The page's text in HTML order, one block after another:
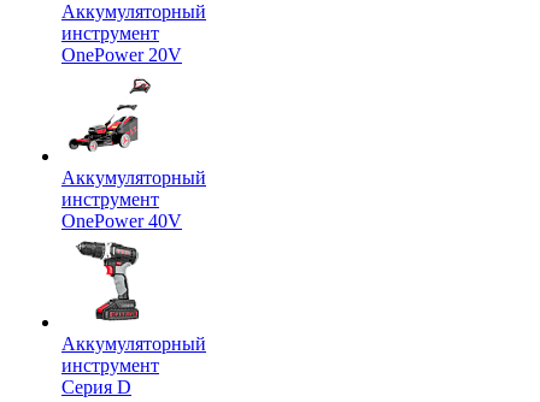
Аккумуляторный
инструмент
OnePower 20V
Аккумуляторный
инструмент
OnePower 40V
Аккумуляторный
инструмент
Серия D